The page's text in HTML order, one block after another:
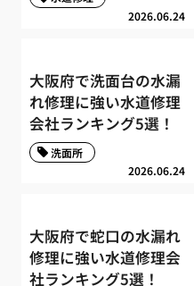
2026.06.24
大阪府で洗面台の水漏
れ修理に強い水道修理
会社ランキング5選！
2026.06.24
洗面所
大阪府で蛇口の水漏れ
修理に強い水道修理会
社ランキング5選！